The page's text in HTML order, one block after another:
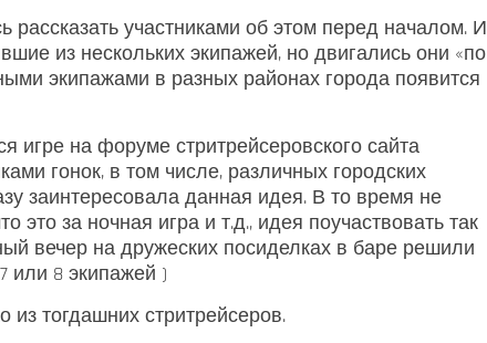
участниками об этом перед началом. И
из нескольких экипажей, но двигались они «по
экипажами в разных районах города появится
игре на форуме стритрейсеровского сайта
гонок, в том числе, различных городских
заинтересовала данная идея. В то время не
за ночная игра и т.д., идея поучаствовать так
вечер на дружеских посиделках в баре решили
или 8 экипажей )
из тогдашних стритрейсеров.